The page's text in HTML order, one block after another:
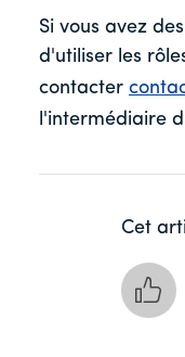
Si vous avez
d'utiliser les
contacter
l'intermédiaire
Cet